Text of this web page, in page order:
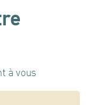
à vous